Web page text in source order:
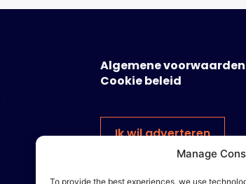
Manage
To provide the best experiences, we use
Algemene voorwaarden
Cookie beleid
Ik wil adverteren